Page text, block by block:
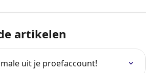
artikelen
uit je proefaccount!